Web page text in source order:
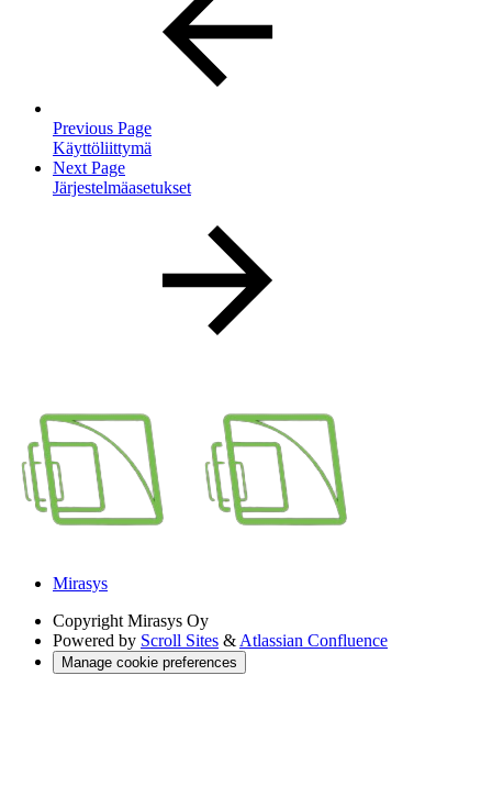
Previous Page
Käyttöliittymä
Next Page
Järjestelmäasetukset
Mirasys
Copyright Mirasys Oy
Powered by Scroll Sites & Atlassian Confluence
Manage cookie preferences